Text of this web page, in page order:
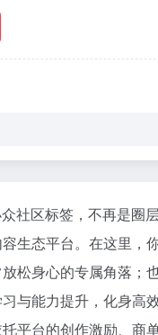
社区标签，不再是圈
生态平台。在这里，
松身心的专属角落；
与能力提升，化身高
平台的创作激励、商